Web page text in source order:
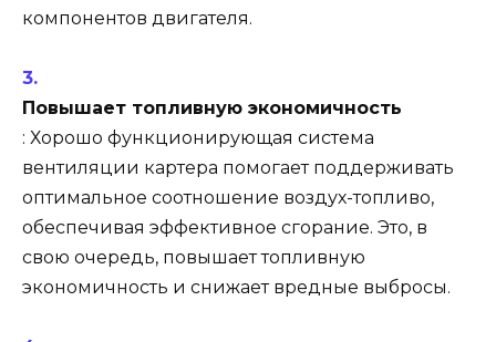
компонентов двигателя.
Повышает топливную экономичность
: Хорошо функционирующая система
вентиляции картера помогает поддерживать
оптимальное соотношение воздух-топливо,
обеспечивая эффективное сгорание. Это, в
свою очередь, повышает топливную
экономичность и снижает вредные выбросы.